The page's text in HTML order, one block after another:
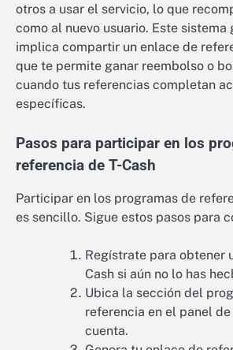
otros a usar el servicio, lo que
como al nuevo usuario. Este sistema
implica compartir un enlace de
que te permite ganar reembolso o
cuando tus referencias completan
específicas.
Pasos para participar en los
referencia de T-Cash
Participar en los programas de
es sencillo. Sigue estos pasos para
Regístrate para obtener
Cash si aún no lo has
Ubica la sección del
referencia en el panel
cuenta.